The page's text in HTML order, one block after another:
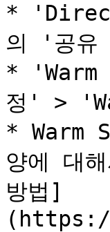
*
의 '공유
* 'Warm
정' >
* Warm
양에 대
방법]